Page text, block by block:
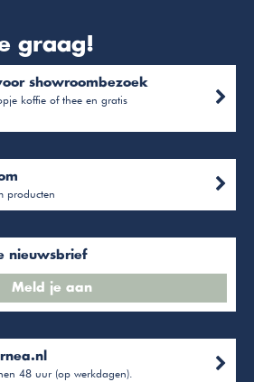
graag!
showroombezoek
koffie of thee en gratis
producten
nieuwsbrief
Meld je aan
48 uur (op werkdagen).